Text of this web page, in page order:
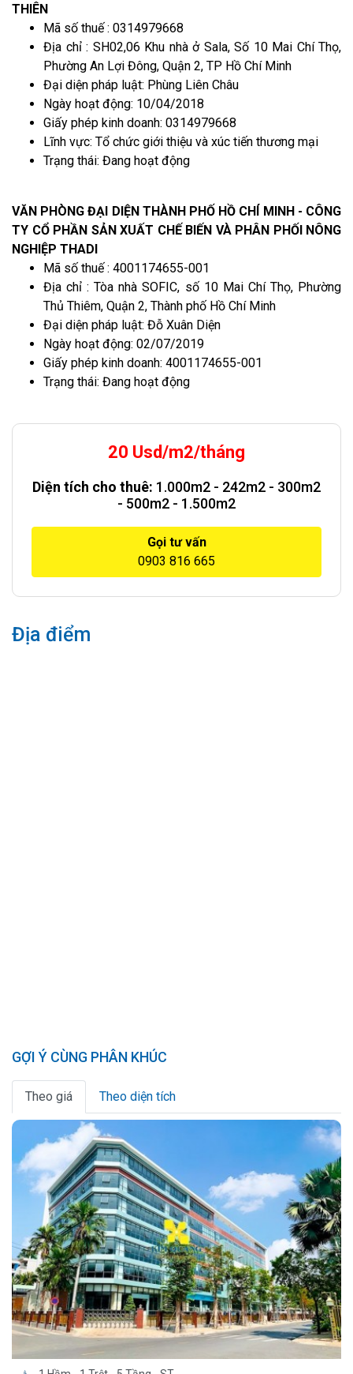
THIÊN
Mã số thuế : 0314979668
Địa chỉ : SH02,06 Khu nhà ở Sala, Số 10 Mai Chí Thọ,
Phường An Lợi Đông, Quận 2, TP Hồ Chí Minh
Đại diện pháp luật: Phùng Liên Châu
Ngày hoạt động: 10/04/2018
Giấy phép kinh doanh: 0314979668
Lĩnh vực: Tổ chức giới thiệu và xúc tiến thương mại
Trạng thái: Đang hoạt động
VĂN PHÒNG ĐẠI DIỆN THÀNH PHỐ HỒ CHÍ MINH - CÔNG
TY CỔ PHẦN SẢN XUẤT CHẾ BIẾN VÀ PHÂN PHỐI NÔNG
NGHIỆP THADI
Mã số thuế : 4001174655-001
Địa chỉ : Tòa nhà SOFIC, số 10 Mai Chí Thọ, Phường
Thủ Thiêm, Quận 2, Thành phố Hồ Chí Minh
Đại diện pháp luật: Đỗ Xuân Diện
Ngày hoạt động: 02/07/2019
Giấy phép kinh doanh: 4001174655-001
Trạng thái: Đang hoạt động
20 Usd/m2/tháng
Diện tích cho thuê: 1.000m2 - 242m2 - 300m2
- 500m2 - 1.500m2
Gọi tư vấn
0903 816 665
Địa điểm
GỢI Ý CÙNG PHÂN KHÚC
Theo giá Theo diện tích